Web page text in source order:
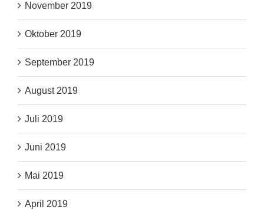
November 2019
Oktober 2019
September 2019
August 2019
Juli 2019
Juni 2019
Mai 2019
April 2019